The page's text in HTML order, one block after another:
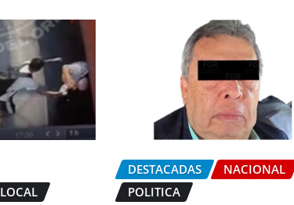
LOCAL
DESTACADAS
NACIONAL
POLITICA